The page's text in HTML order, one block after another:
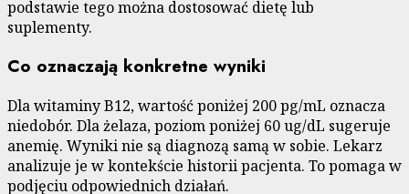
podstawie tego można dostosować dietę lub
suplementy.
Co oznaczają konkretne wyniki
Dla witaminy B12, wartość poniżej 200 pg/mL oznacza
niedobór. Dla żelaza, poziom poniżej 60 ug/dL sugeruje
anemię. Wyniki nie są diagnozą samą w sobie. Lekarz
analizuje je w kontekście historii pacjenta. To pomaga w
podjęciu odpowiednich działań.